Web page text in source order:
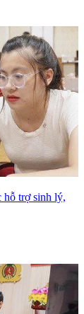
hỗ trợ sinh lý,